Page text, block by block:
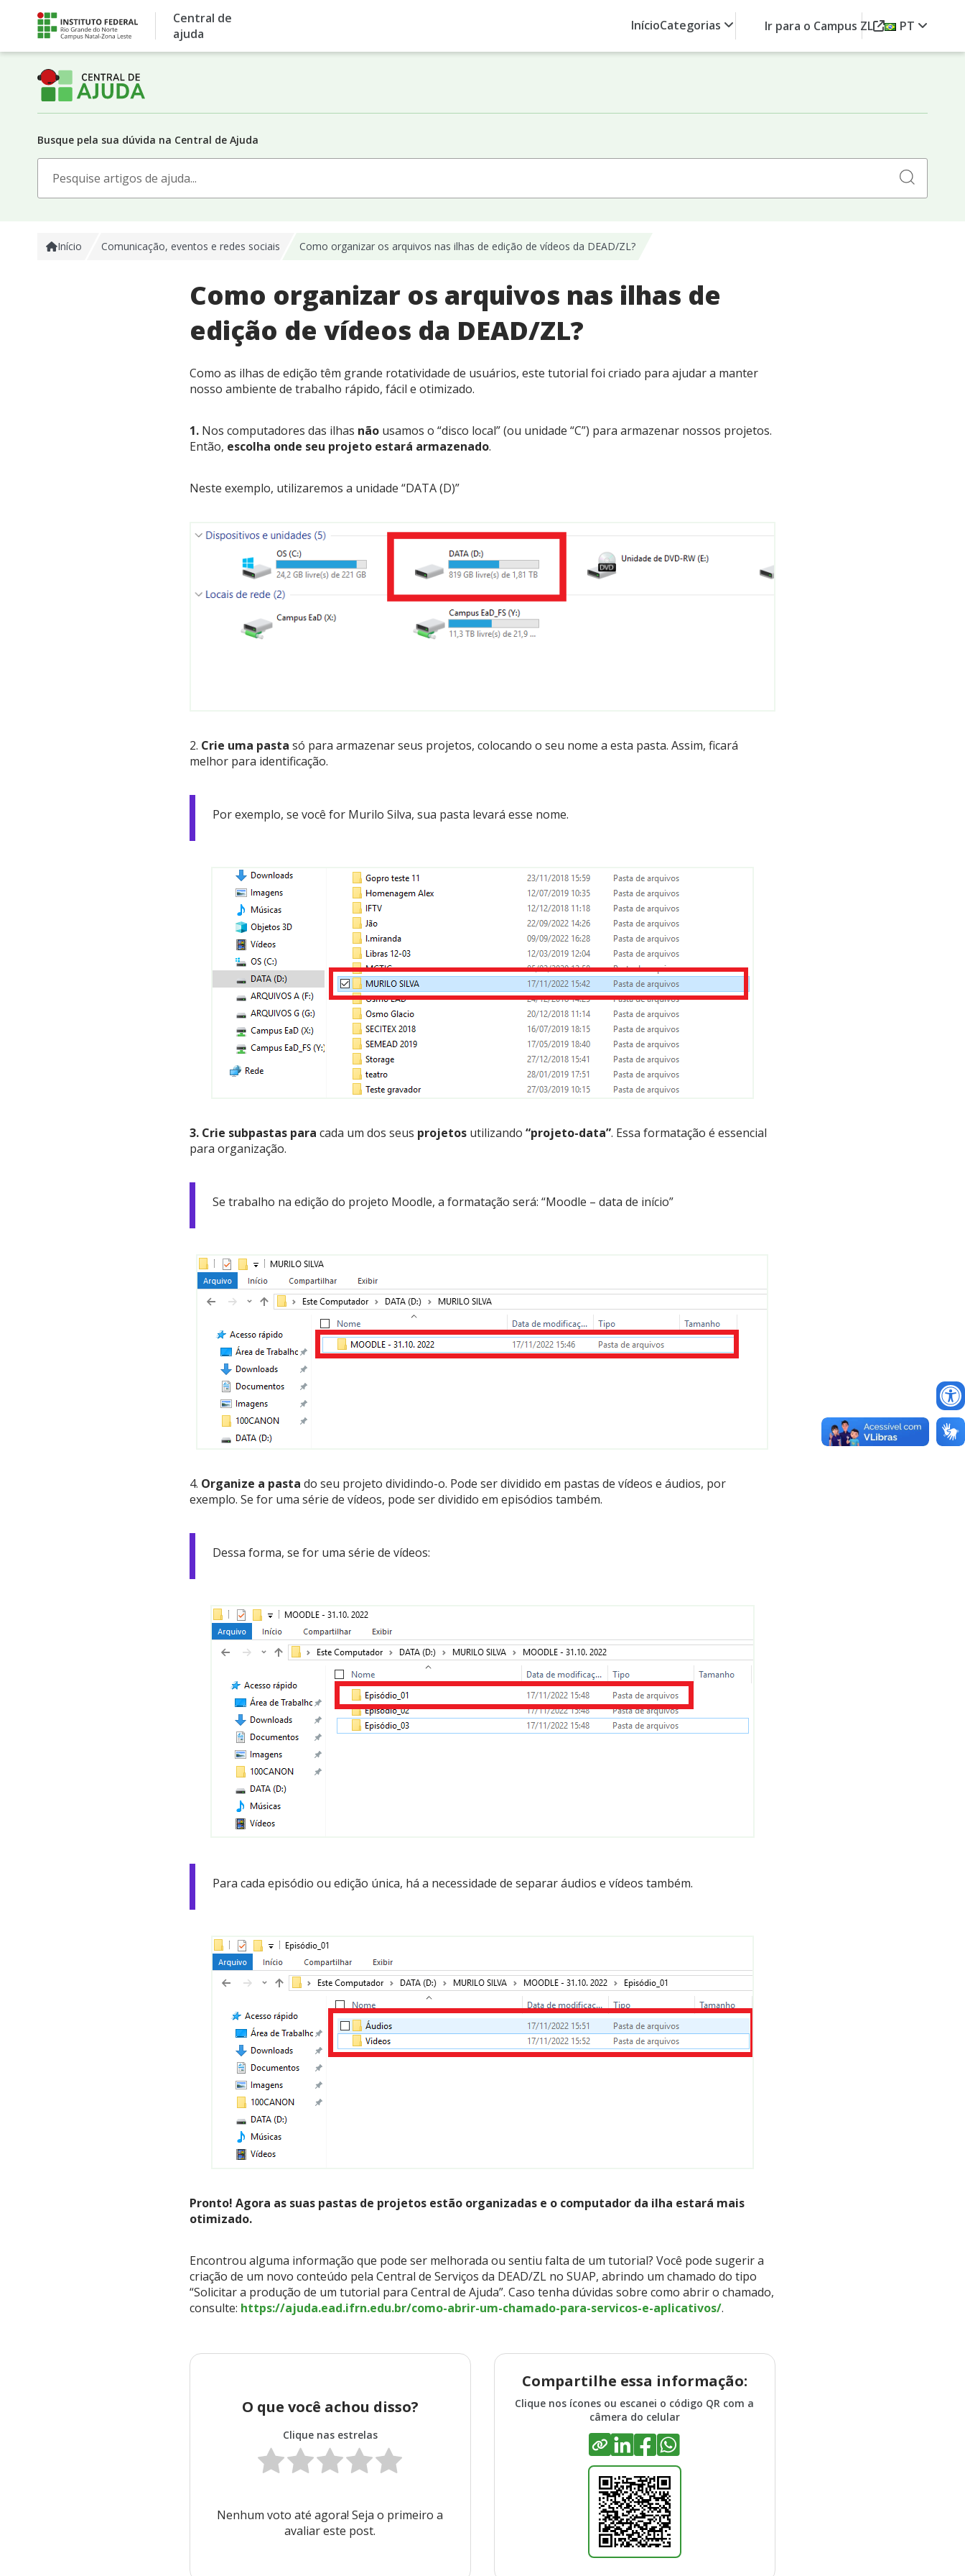
content
Central de
ajuda
InícioCategorias Ir para o Campus ZL PT
Busque pela sua dúvida na Central de Ajuda
for:
Search
for:
Início Comunicação, eventos e redes sociais​ Como organizar os arquivos nas ilhas de edição de vídeos da DEAD/ZL?
Como organizar os arquivos nas ilhas de
edição de vídeos da DEAD/ZL?
Como as ilhas de edição têm grande rotatividade de usuários, este tutorial foi criado para ajudar a manter
nosso ambiente de trabalho rápido, fácil e otimizado.
1.Nos computadores das ilhas nãousamos o “disco local” (ou unidade “C”) para armazenar nossos projetos.
Então, escolha onde seu projeto estará armazenado.
Neste exemplo, utilizaremos a unidade “DATA (D)”
2. Crie uma pasta só para armazenar seus projetos, colocando o seu nome a esta pasta. Assim, ficará
melhor para identificação.
Por exemplo, se você for Murilo Silva, sua pasta levará esse nome.
3. Crie subpastas para cada um dos seus projetosutilizando “projeto-data”. Essa formatação é essencial
para organização.
Se trabalho na edição do projeto Moodle, a formatação será: “Moodle – data de início”
4. Organize a pasta do seu projeto dividindo-o. Pode ser dividido em pastas de vídeos e áudios, por
exemplo. Se for uma série de vídeos, pode ser dividido em episódios também.
Dessa forma, se for uma série de vídeos:
Para cada episódio ou edição única, há a necessidade de separar áudios e vídeos também.
Pronto! Agora as suas pastas de projetos estão organizadas e o computador da ilha estará mais
otimizado.
Encontrou alguma informação que pode ser melhorada ou sentiu falta de um tutorial? Você pode sugerir a
criação de um novo conteúdo pela Central de Serviços da DEAD/ZL no SUAP, abrindo um chamado do tipo
“Solicitar a produção de um tutorial para Central de Ajuda”. Caso tenha dúvidas sobre como abrir o chamado,
consulte: https://ajuda.ead.ifrn.edu.br/como-abrir-um-chamado-para-servicos-e-aplicativos/.
O que você achou disso?
Clique nas estrelas
Nenhum voto até agora! Seja o primeiro a
avaliar este post.
Compartilhe essa informação:
Clique nos ícones ou escanei o código QR com a
câmera do celular